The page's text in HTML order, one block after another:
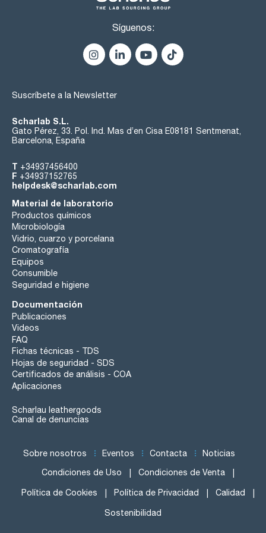
Síguenos:
Suscríbete a la Newsletter
Scharlab S.L.
Gato Pérez, 33. Pol. Ind. Mas d’en Cisa E08181 Sentmenat,
Barcelona, España
T +34937456400
F +34937152765
helpdesk@scharlab.com
Material de laboratorio
Productos químicos
Microbiología
Vidrio, cuarzo y porcelana
Cromatografía
Equipos
Consumible
Seguridad e higiene
Documentación
Publicaciones
Videos
FAQ
Fichas técnicas - TDS
Hojas de seguridad - SDS
Certificados de análisis - COA
Aplicaciones
Scharlau leathergoods
Canal de denuncias
Sobre nosotros Eventos Contacta Noticias
Condiciones de Uso Condiciones de Venta
Política de Cookies Política de Privacidad Calidad
Sostenibilidad